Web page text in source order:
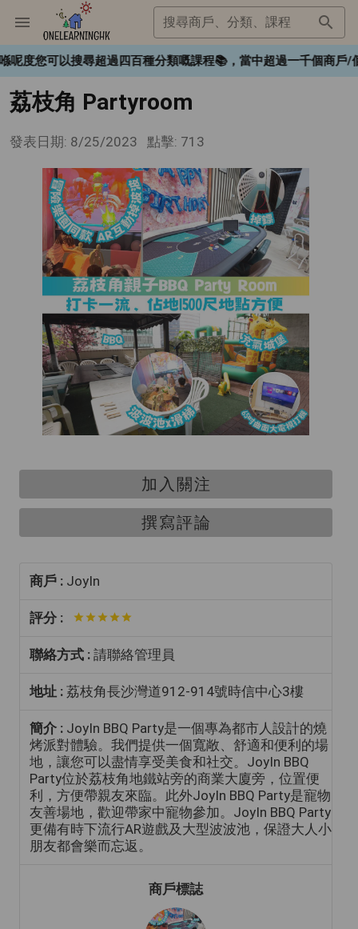
搜尋商戶、分類、課程
可以搜尋超過四百種分類嘅課程📚，當中超過一千個商戶/個
荔枝角 Partyroom
發表日期: 8/25/2023 點擊: 713
加入關注
撰寫評論
商戶 : JoyIn
評分 :
聯絡方式 : 請聯絡管理員
地址 : 荔枝角長沙灣道912-914號時信中心3樓
簡介 : JoyIn BBQ Party是一個專為都市人設計的燒
烤派對體驗。我們提供一個寬敞、舒適和便利的場
地，讓您可以盡情享受美食和社交。JoyIn BBQ
Party位於荔枝角地鐵站旁的商業大廈旁，位置便
利，方便帶親友來臨。此外JoyIn BBQ Party是寵物
友善場地，歡迎帶家中寵物參加。JoyIn BBQ Party
更備有時下流行AR遊戲及大型波波池，保證大人小
朋友都會樂而忘返。
商戶標誌